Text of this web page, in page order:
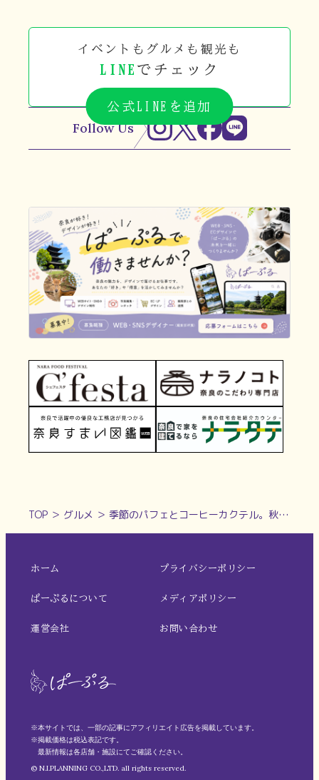
イベントもグルメも観光も
LINE でチェック
公式LINEを追加
Follow Us
TOP ＞ グルメ ＞ 季節のパフェとコーヒーカクテル。秋の夜長にゆっくり愉しむ大人空間『pilot coffee』(富雄）
ホーム
ぱーぷるについて
運営会社
プライバシーポリシー
メディアポリシー
お問い合わせ
※本サイトでは、一部の記事にアフィリエイト広告を掲載しています。
※掲載価格は税込表記です。
最新情報は各店舗・施設にてご確認ください。
© N.I.PLANNING CO.,LTD. all rights reserved.